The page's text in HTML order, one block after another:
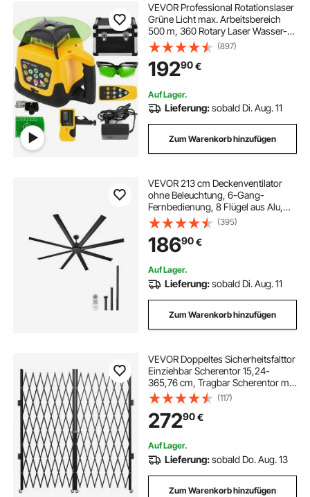
VEVOR Professional Rotationslaser
Grüne Licht max. Arbeitsbereich
500 m, 360 Rotary Laser Wasser-
und staubdicht außenbereich
Arbeitszeit 20 Stunden in
Handwerkerkoffer 2 kg
Fernbedienung mit Zubehor
(897)
19290€
Auf Lager.
Lieferung:sobald Di. Aug. 11
Zum Warenkorb hinzufügen
VEVOR 213 cm Deckenventilator
ohne Beleuchtung, 6-Gang-
Fernbedienung, 8 Flügel aus Alu,
umkehrbarer Gleichstrommotor,
Ventilator für Schlafzimmer,
Wohnzimmer, Terrasse,
Innen-/Außenbereich, schwarz
(395)
18690€
Auf Lager.
Lieferung:sobald Di. Aug. 11
Zum Warenkorb hinzufügen
VEVOR Doppeltes Sicherheitsfalttor
Einziehbar Scherentor 15,24-
365,76 cm, Tragbar Scherentor mit
360°-Rollen Zusammenklappbar
Außenbereich Kellertür, Garage,
Schaufenster Zaun Schwarz
Doppelfalttür
(117)
27290€
Auf Lager.
Lieferung:sobald Do. Aug. 13
Zum Warenkorb hinzufügen